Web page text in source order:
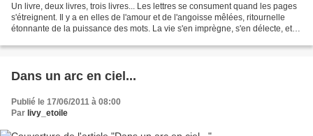
Un livre, deux livres, trois livres... Les lettres se consument quand les pages
s'étreignent. Il y a en elles de l'amour et de l'angoisse mêlées, ritournelle
étonnante de la puissance des mots. La vie s'en imprègne, s'en délecte, et
Dans un arc en ciel...
Publié le 17/06/2011 à 08:00
Par livy_etoile